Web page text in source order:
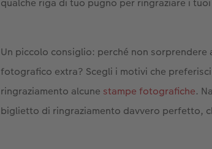
Un piccolo consiglio: perché non
fotografico extra? Scegli i motivi che
ringraziamento alcune stampe fotografiche.
biglietto di ringraziamento davvero perfetto,